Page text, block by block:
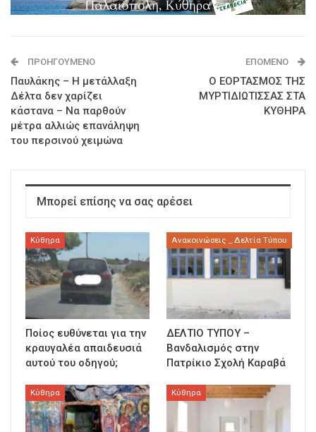
ΠΡΟΗΓΟΎΜΕΝΟ
Παυλάκης – Η μετάλλαξη
Δέλτα δεν χαρίζει
κάστανα – Να παρθούν
μέτρα αλλιώς επανάληψη
του περσινού χειμώνα
ΕΠΌΜΕΝΟ
Ο ΕΟΡΤΑΣΜΟΣ ΤΗΣ
ΜΥΡΤΙΔΙΩΤΙΣΣΑΣ ΣΤΑ
ΚΥΘΗΡΑ
Μπορεί επίσης να σας αρέσει
Κύθηρα
Ποίος ευθύνεται για την
κραυγαλέα απαιδευσιά
αυτού του οδηγού;
Ανακοινώσεις _ Δελτία Τύπου
ΔΕΛΤΙΟ ΤΥΠΟΥ –
Βανδαλισμός στην
Πατρίκιο Σχολή Καραβά
Κύθηρα Κύθηρα